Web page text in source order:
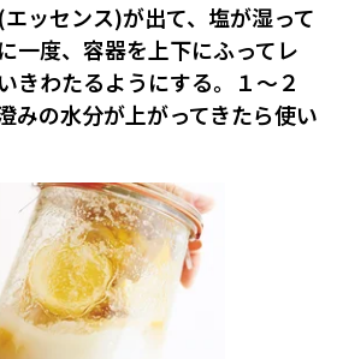
ッセンス)が出て、塩が湿って
一度、容器を上下にふってレ
きわたるようにする。１〜２
みの水分が上がってきたら使い